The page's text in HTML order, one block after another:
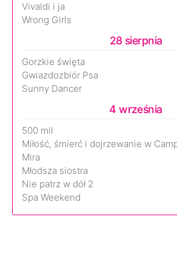
Vivaldi i ja
Wrong Girls
28 sierpnia
Gorzkie święta
Gwiazdozbiór Psa
Sunny Dancer
4 września
500 mil
Miłość, śmierć i dojrzewanie w
Mira
Młodsza siostra
Nie patrz w dół 2
Spa Weekend